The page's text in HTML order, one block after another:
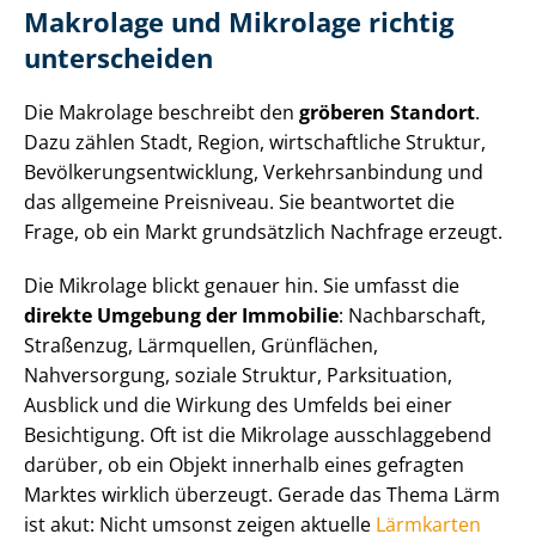
Makrolage und Mikrolage richtig
unterscheiden
Die Makrolage beschreibt den gröberen Standort.
Dazu zählen Stadt, Region, wirtschaftliche Struktur,
Be­völ­ke­rungs­ent­wick­lung, Ver­kehrs­an­bin­dung und
das allgemeine Preisniveau. Sie beantwortet die
Frage, ob ein Markt grundsätzlich Nachfrage erzeugt.
Die Mikrolage blickt genauer hin. Sie umfasst die
direkte Umgebung der Immobilie: Nachbarschaft,
Straßenzug, Lärmquellen, Grünflächen,
Nahversorgung, soziale Struktur, Parksituation,
Ausblick und die Wirkung des Umfelds bei einer
Besichtigung. Oft ist die Mikrolage ausschlaggebend
darüber, ob ein Objekt innerhalb eines gefragten
Marktes wirklich überzeugt. Gerade das Thema Lärm
ist akut: Nicht umsonst zeigen aktuelle Lärmkarten